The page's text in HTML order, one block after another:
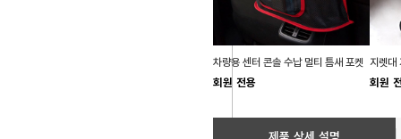
차량용 센터 콘솔 수납 멀티 틈새 포켓
회원 전용 회원